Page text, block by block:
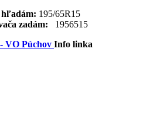
195/65R15
zadám: 1956515
VO Púchov Info linka